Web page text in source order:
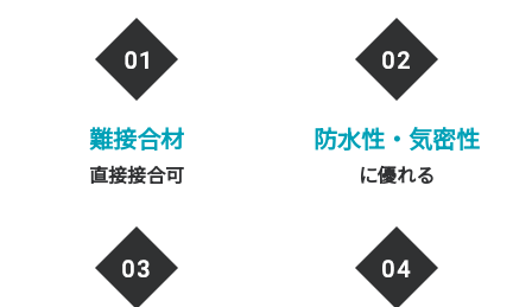
難接合材
直接接合可
防水性・気密性
に優れる